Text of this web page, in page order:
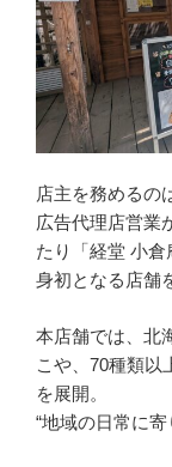
店主を務めるの
広告代理店営業
たり「経堂 小
身初となる店舗
本店舗では、北
こや、70種類以
を展開。
“地域の日常に寄